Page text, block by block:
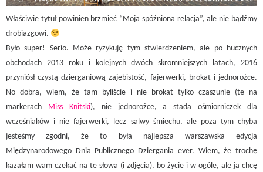
Właściwie tytuł powinien brzmieć “Moja spóźniona relacja”, ale nie bądźmy
drobiazgowi.
Było super! Serio. Może ryzykuję tym stwierdzeniem, ale po hucznych
obchodach 2013 roku i kolejnych dwóch skromniejszych latach, 2016
przyniósł czystą dzierganiową zajebistość, fajerwerki, brokat i jednorożce.
No dobra, wiem, że tam byliście i nie brokat tylko czaszunie (te na
markerach Miss Knitski), nie jednorożce, a stada ośmiorniczek dla
wcześniaków i nie fajerwerki, lecz salwy śmiechu, ale poza tym chyba
jesteśmy zgodni, że to była najlepsza warszawska edycja
Międzynarodowego Dnia Publicznego Dziergania ever. Wiem, że trochę
kazałam wam czekać na te słowa (i zdjęcia), bo życie i w ogóle, ale ja chcę